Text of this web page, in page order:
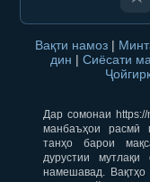
Вақти намоз |
дин | Сиёсати
Дар сомонаи https://
манбаъҳои расмӣ
танҳо барои
дурустии
намешавад. Вақтҳо